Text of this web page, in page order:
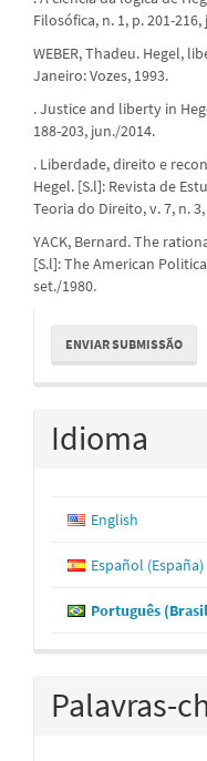
Filosófica, n. 1, p. 201-
WEBER, Thadeu. Hegel,
Janeiro: Vozes, 1993.
. Justice and liberty in
188-203, jun./2014.
. Liberdade, direito e
Hegel. [S.l]: Revista de
Teoria do Direito, v. 7, n.
YACK, Bernard. The
[S.l]: The American
set./1980.
Enviar
Submissão
ENVIAR SUBMISSÃO
Idioma
English
Español (España)
Português
Palavras-